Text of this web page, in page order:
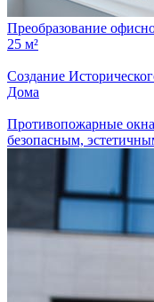
Преобразование
25 м²
Создание
Дома
Противопожарные
безопасным,